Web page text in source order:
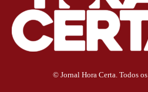
© Jornal Hora Certa. Todos